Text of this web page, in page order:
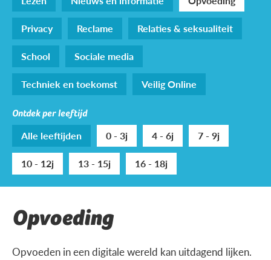
Privacy
Reclame
Relaties & seksualiteit
School
Sociale media
Techniek en toekomst
Veilig Online
Ontdek per leeftijd
Alle leeftijden 0 - 3j 4 - 6j
7 - 9j
10 - 12j
13 - 15j 16 - 18j
Opvoeding
Opvoeden in een digitale wereld kan uitdagend lijken.